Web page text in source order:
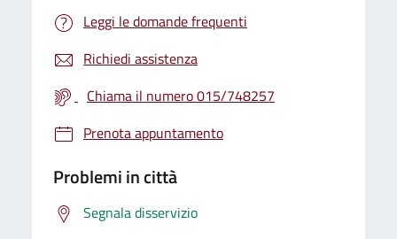
Leggi le domande frequenti
Richiedi assistenza
Chiama il numero 015/748257
Prenota appuntamento
Problemi in città
Segnala disservizio